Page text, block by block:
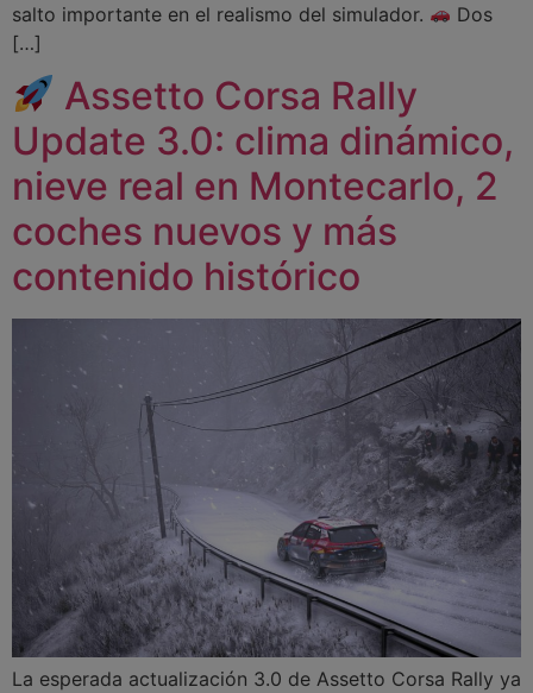
salto importante en el realismo del simulador.
Dos
[…]
Assetto Corsa Rally
Update 3.0: clima dinámico,
nieve real en Montecarlo, 2
coches nuevos y más
contenido histórico
La esperada actualización 3.0 de Assetto Corsa Rally ya